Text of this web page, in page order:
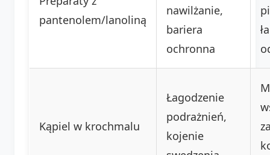
pantenolem/lanoliną
nawilżanie,
bariera
ochronna
Kąpiel w krochmalu
Łagodzenie
podrażnień,
kojenie